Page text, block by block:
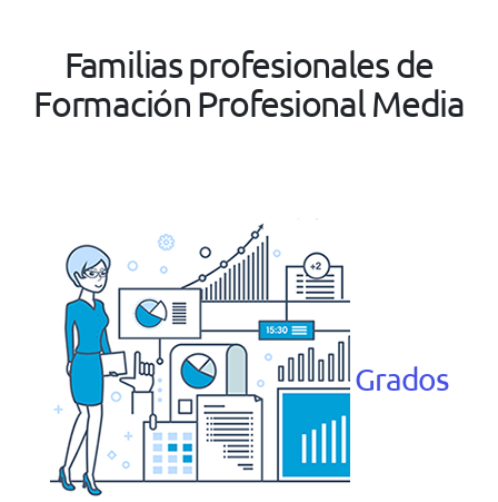
Familias profesionales de
Formación Profesional Media
Grados